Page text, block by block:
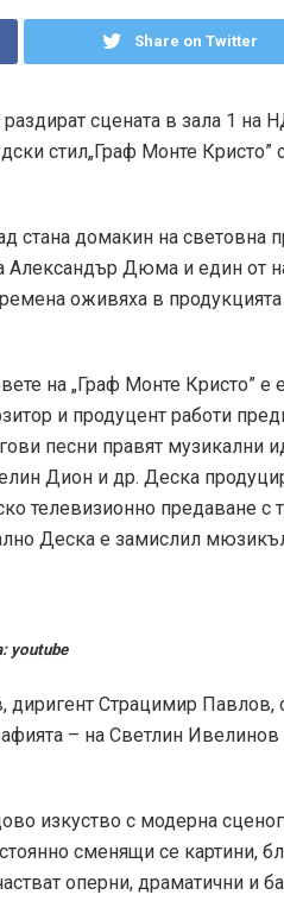
Share on Twitter
сцената в зала 1 на
стил„Граф Монте
стана домакин на световна
Александър Дюма и един от
оживяха в
на „Граф Монте Кристо” е
и продуцент работи
песни правят музикални
Дион и др. Деска
телевизионно предаване с
Деска е замислил
youtube
Страцимир Павлов,
– на Светлин Ивелинов
изкуство с модерна
сменящи се картини,
оперни, драматични и